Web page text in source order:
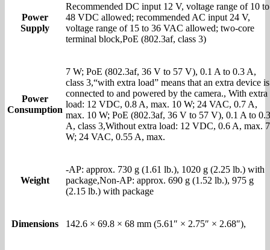
Power
Supply
Recommended DC input 12 V, voltage range of 10 to
48 VDC allowed; recommended AC input 24 V,
voltage range of 15 to 36 VAC allowed; two-core
terminal block,PoE (802.3af, class 3)
Power
Consumption
7 W; PoE (802.3af, 36 V to 57 V), 0.1 A to 0.3 A,
class 3,“with extra load” means that an extra device is
connected to and powered by the camera., With extra
load: 12 VDC, 0.8 A, max. 10 W; 24 VAC, 0.7 A,
max. 10 W; PoE (802.3af, 36 V to 57 V), 0.1 A to 0.3
A, class 3,Without extra load: 12 VDC, 0.6 A, max. 7
W; 24 VAC, 0.55 A, max.
Weight
-AP: approx. 730 g (1.61 lb.), 1020 g (2.25 lb.) with
package,Non-AP: approx. 690 g (1.52 lb.), 975 g
(2.15 lb.) with package
Dimensions 142.6 × 69.8 × 68 mm (5.61″ × 2.75″ × 2.68″),